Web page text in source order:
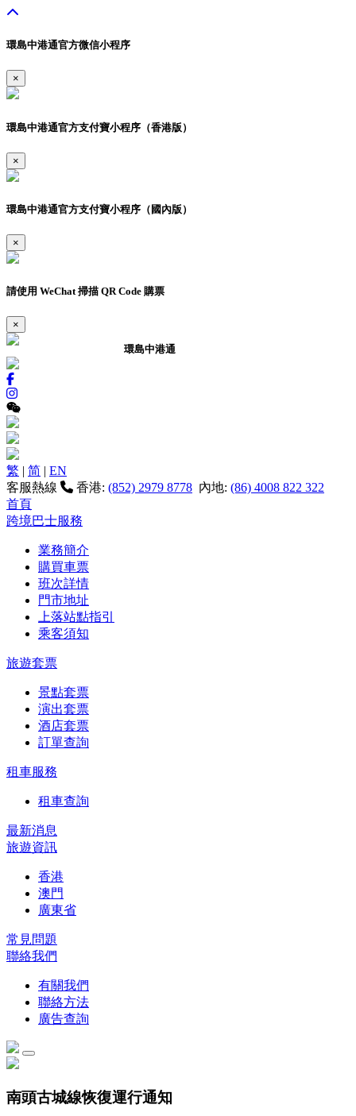
環島中港通官方微信小程序
×
環島中港通官方支付寶小程序（香港版）
×
環島中港通官方支付寶小程序（國內版）
×
請使用 WeChat 掃描 QR Code 購票
×
環島中港通
繁 | 简 | EN
客服熱線
香港: (852) 2979 8778 內地: (86) 4008 822 322
首頁
跨境巴士服務
業務簡介
購買車票
班次詳情
門市地址
上落站點指引
乘客須知
旅遊套票
景點套票
演出套票
酒店套票
訂單查詢
租車服務
租車查詢
最新消息
旅遊資訊
香港
澳門
廣東省
常見問題
聯絡我們
有關我們
聯絡方法
廣告查詢
南頭古城線恢復運行通知